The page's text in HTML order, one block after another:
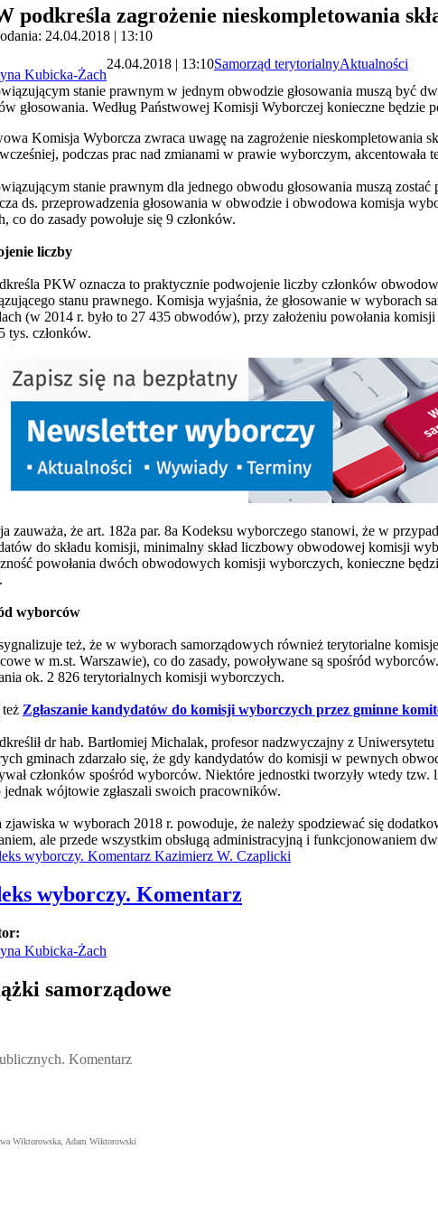
podkreśla zagrożenie nieskompletowania
24.04.2018 | 13:10
Kubicka-Żach
24.04.2018 | 13:10Samorząd terytorialnyAktualności
stanie prawnym w jednym obwodzie głosowania muszą być
głosowania. Według Państwowej Komisji Wyborczej konieczne będzie
Komisja Wyborcza zwraca uwagę na zagrożenie
podczas prac nad zmianami w prawie wyborczym, akcentowała
stanie prawnym dla jednego obwodu głosowania muszą
ds. przeprowadzenia głosowania w obwodzie i obwodowa komisja
co do zasady powołuje się 9 członków.
liczby
PKW oznacza to praktycznie podwojenie liczby członków
stanu prawnego. Komisja wyjaśnia, że głosowanie w wyborach
(w 2014 r. było to 27 435 obwodów), przy założeniu powołania
tys. członków.
zauważa, że art. 182a par. 8a Kodeksu wyborczego stanowi, że w
do składu komisji, minimalny skład liczbowy obwodowej komisji
powołania dwóch obwodowych komisji wyborczych, konieczne
wyborców
też, że w wyborach samorządowych również terytorialne
w m.st. Warszawie), co do zasady, powoływane są spośród
ok. 2 826 terytorialnych komisji wyborczych.
Zgłaszanie kandydatów do komisji wyborczych przez gminne
dr hab. Bartłomiej Michalak, profesor nadzwyczajny z
gminach zdarzało się, że gdy kandydatów do komisji w pewnych
członków spośród wyborców. Niektóre jednostki tworzyły wtedy tzw.
jednak wójtowie zgłaszali swoich pracowników.
zjawiska w wyborach 2018 r. powoduje, że należy spodziewać się
ale przede wszystkim obsługą administracyjną i funkcjonowaniem
wyborczy. Komentarz
Kubicka-Żach
samorządowe
Komentarz
Wiktorowska, Adam Wiktorowski